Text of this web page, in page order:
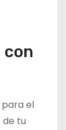
con
para el
tu